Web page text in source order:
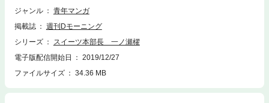
ジャンル
青年マンガ
掲載誌
週刊Dモーニング
シリーズ
スイーツ本部長 一ノ瀬櫂
電子版配信開始日
2019/12/27
ファイルサイズ
34.36 MB